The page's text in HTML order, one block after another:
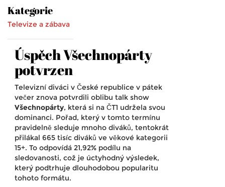
Kategorie
Televize a zábava
Úspěch Všechnopárty
potvrzen
Televizní diváci v České republice v pátek
večer znova potvrdili oblibu talk show
Všechnopárty, která si na ČT1 udržela svou
dominanci. Pořad, který v tomto termínu
pravidelně sleduje mnoho diváků, tentokrát
přilákal 665 tisíc diváků ve věkové kategorii
15+. To odpovídá 21,92% podílu na
sledovanosti, což je úctyhodný výsledek,
který podtrhuje dlouhodobou popularitu
tohoto formátu.